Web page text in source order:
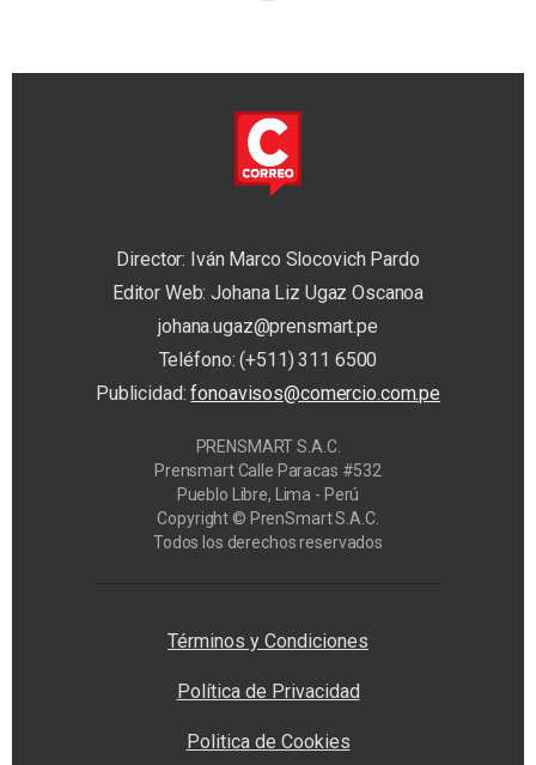
Director: Iván Marco Slocovich Pardo
Editor Web: Johana Liz Ugaz Oscanoa
johana.ugaz@prensmart.pe
Teléfono: (+511) 311 6500
Publicidad:fonoavisos@comercio.com.pe
PRENSMART S.A.C.
Prensmart Calle Paracas #532
Pueblo Libre, Lima - Perú
Copyright © PrenSmart S.A.C.
Todos los derechos reservados
Términos y Condiciones
Política de Privacidad
Politica de Cookies